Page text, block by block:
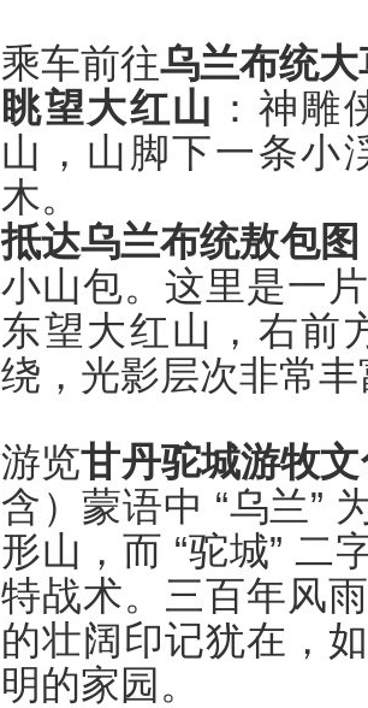
乘车前往乌兰布统大
眺望大红山 ：神雕
山，山脚下一条小
木。
抵达乌兰布统敖包图
小山包。这里是一
东望大红山，右前
绕，光影层次非常丰
游览甘丹驼城游牧
含）蒙语中 “乌兰”
形山，而 “驼城” 二
特战术。三百年风
的壮阔印记犹在，
明的家园。